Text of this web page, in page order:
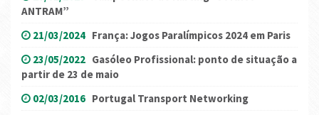
ANTRAM”
21/03/2024 França: Jogos Paralímpicos 2024 em Paris
23/05/2022 Gasóleo Profissional: ponto de situação a
partir de 23 de maio
02/03/2016 Portugal Transport Networking